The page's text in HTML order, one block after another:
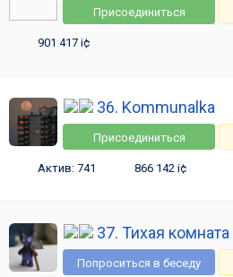
Присоединиться
901 417 i¢
36. Kommunalka
Присоединиться
Актив: 741 866 142 i¢
37. Тихая комната
Попроситься в беседу